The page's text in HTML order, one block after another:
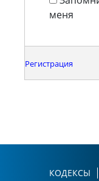
меня
Регистрация
КОДЕКСЫ